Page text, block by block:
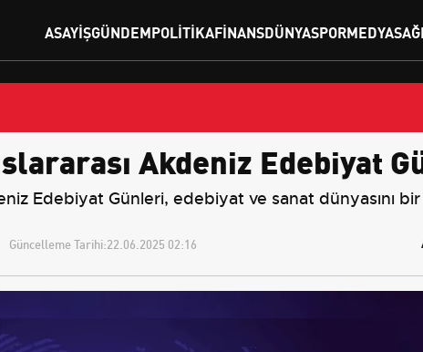
ASAYIŞGÜNDEMPOLITIKAFINANSDÜNYASPORMEDYA
Akdeniz Edebiyat
Edebiyat Günleri, edebiyat ve sanat dünyasını
Güncelleme Tarihi:22.06.2025 02:16